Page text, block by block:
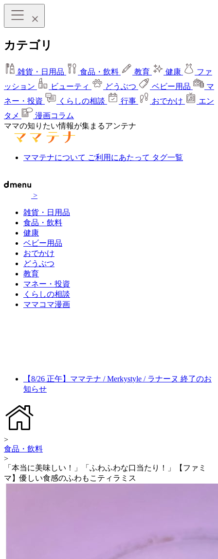
カテゴリ
雑貨・日用品 食品・飲料 教育 健康
ファ
ッション
ビューティ どうぶつ ベビー用品
マ
ネー・投資
くらしの相談 行事 おでかけ
エン
タメ
漫画コラム
ママの知りたい情報が集まるアンテナ
ママテナについて ご利用にあたって タグ一覧
>
雑貨・日用品
食品・飲料
健康
ベビー用品
おでかけ
どうぶつ
教育
マネー・投資
くらしの相談
ママコマ漫画
【8/26 正午】ママテナ / Merkystyle / ラナーヌ 終了のお
知らせ
>
食品・飲料
>
「本当に美味しい！」「ふわふわな口当たり！」【ファミ
マ】優しい食感のふわもこティラミス